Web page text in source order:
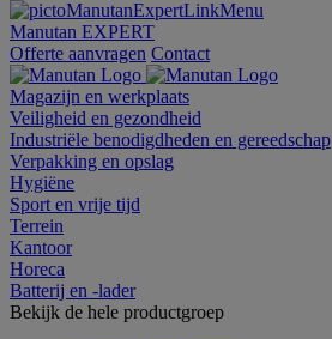
Manutan EXPERT
Offerte aanvragen Contact
Magazijn en werkplaats
Veiligheid en gezondheid
Industriële benodigdheden en gereedschap
Verpakking en opslag
Hygiëne
Sport en vrije tijd
Terrein
Kantoor
Horeca
Batterij en -lader
Bekijk de hele productgroep